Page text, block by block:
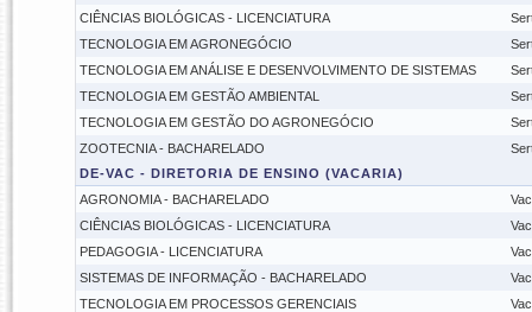
CIÊNCIAS BIOLÓGICAS - LICENCIATURA
TECNOLOGIA EM AGRONEGÓCIO
TECNOLOGIA EM ANÁLISE E DESENVOLVIMENTO DE SISTEMAS
TECNOLOGIA EM GESTÃO AMBIENTAL
TECNOLOGIA EM GESTÃO DO AGRONEGÓCIO
ZOOTECNIA - BACHARELADO
DE-VAC - DIRETORIA DE ENSINO (VACARIA)
AGRONOMIA - BACHARELADO
CIÊNCIAS BIOLÓGICAS - LICENCIATURA
PEDAGOGIA - LICENCIATURA
SISTEMAS DE INFORMAÇÃO - BACHARELADO
TECNOLOGIA EM PROCESSOS GERENCIAIS